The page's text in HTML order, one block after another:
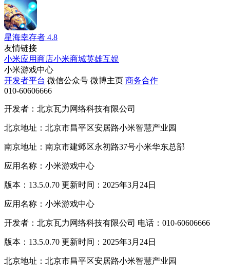
星海幸存者 4.8
友情链接
小米应用商店小米商城英雄互娱
小米游戏中心
开发者平台 微信公众号 微博主页 商务合作
010-60606666
开发者：北京瓦力网络科技有限公司
北京地址：北京市昌平区安居路小米智慧产业园
南京地址：南京市建邺区永初路37号小米华东总部
应用名称：小米游戏中心
版本：13.5.0.70 更新时间：2025年3月24日
应用名称：小米游戏中心
开发者：北京瓦力网络科技有限公司 电话：010-60606666
版本：13.5.0.70 更新时间：2025年3月24日
北京地址：北京市昌平区安居路小米智慧产业园